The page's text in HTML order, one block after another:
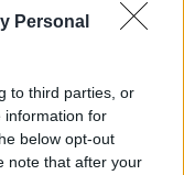
Personal
to third parties, or
information for
below opt-out
note that after your
reale?
di